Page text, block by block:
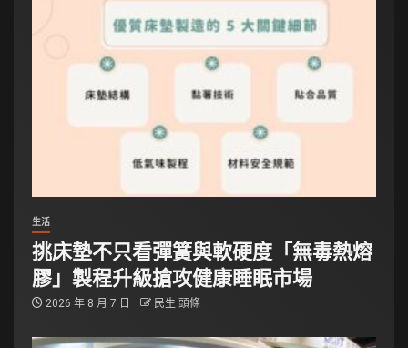
生活
挑床墊不只看彈簧與軟硬度「無毒熱熔
膠」製程升級搶攻健康睡眠市場
2026 年 8 月 7 日 民生 頭條